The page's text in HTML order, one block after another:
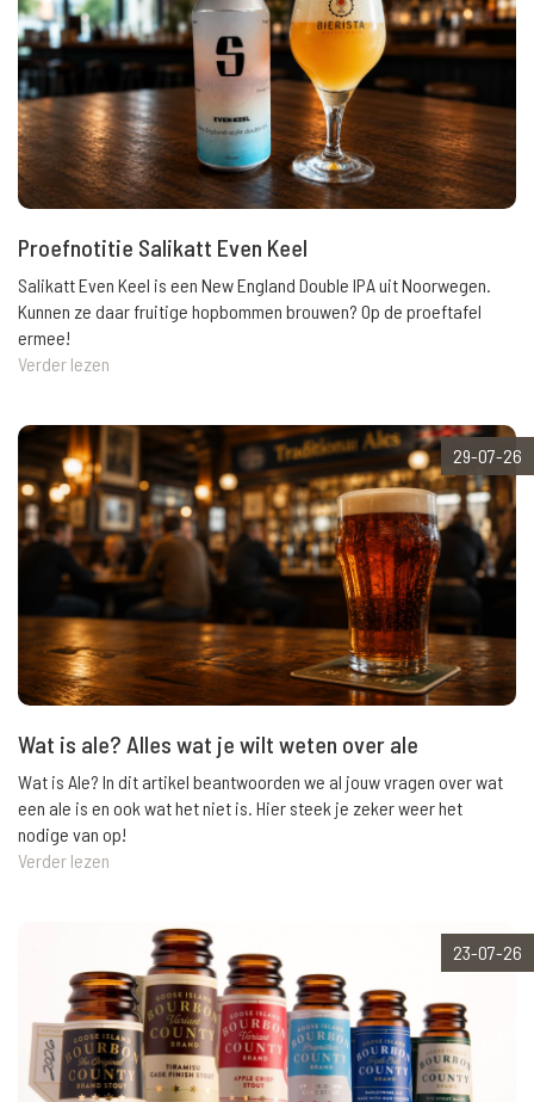
Proefnotitie Salikatt Even Keel
Salikatt Even Keel is een New England Double IPA uit Noorwegen.
Kunnen ze daar fruitige hopbommen brouwen? Op de proeftafel
ermee!
Verder lezen
29-07-26
Wat is ale? Alles wat je wilt weten over ale
Wat is Ale? In dit artikel beantwoorden we al jouw vragen over wat
een ale is en ook wat het niet is. Hier steek je zeker weer het
nodige van op!
Verder lezen
23-07-26